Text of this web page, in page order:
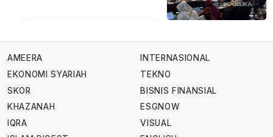
AMEERA
EKONOMI SYARIAH
SKOR
KHAZANAH
IQRA
INTERNASIONAL
TEKNO
BISNIS FINANSIAL
ESGNOW
VISUAL